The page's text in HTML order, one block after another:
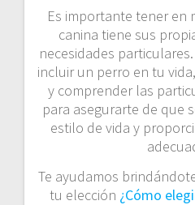
Es importante tener en
canina tiene sus
necesidades
incluir un perro en tu
y comprender las
para asegurarte de que
estilo de vida y
Te ayudamos
tu elección ¿Cómo